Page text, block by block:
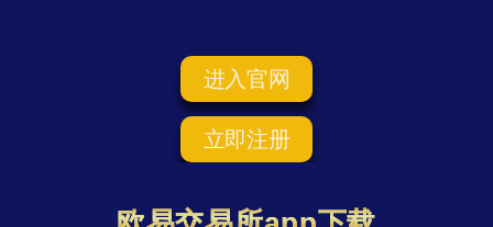
进入官网
立即注册